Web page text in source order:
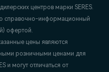
центров марки SERES.
справочно-информационный
офертой.
цены являются
розничными ценами для
и могут отличаться от